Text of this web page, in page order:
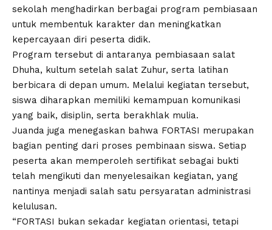
sekolah menghadirkan berbagai program pembiasaan
untuk membentuk karakter dan meningkatkan
kepercayaan diri peserta didik.
Program tersebut di antaranya pembiasaan salat
Dhuha, kultum setelah salat Zuhur, serta latihan
berbicara di depan umum. Melalui kegiatan tersebut,
siswa diharapkan memiliki kemampuan komunikasi
yang baik, disiplin, serta berakhlak mulia.
Juanda juga menegaskan bahwa FORTASI merupakan
bagian penting dari proses pembinaan siswa. Setiap
peserta akan memperoleh sertifikat sebagai bukti
telah mengikuti dan menyelesaikan kegiatan, yang
nantinya menjadi salah satu persyaratan administrasi
kelulusan.
“FORTASI bukan sekadar kegiatan orientasi, tetapi